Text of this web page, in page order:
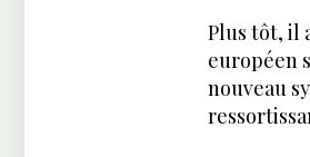
Plus tôt, il
européen
nouveau